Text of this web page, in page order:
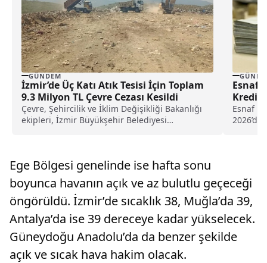
GÜNDEM
İzmir’de Üç Katı Atık Tesisi İçin Toplam
9.3 Milyon TL Çevre Cezası Kesildi
Çevre, Şehircilik ve İklim Değişikliği Bakanlığı
ekipleri, İzmir Büyükşehir Belediyesi
Esnaf
Ege Bölgesi genelinde ise hafta sonu
boyunca havanın açık ve az bulutlu geçeceği
öngörüldü. İzmir’de sıcaklık 38, Muğla’da 39,
Antalya’da ise 39 dereceye kadar yükselecek.
Güneydoğu Anadolu’da da benzer şekilde
açık ve sıcak hava hakim olacak.